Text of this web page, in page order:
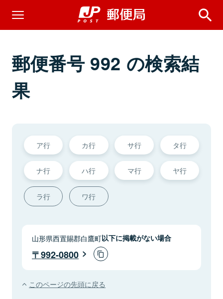
郵便番号 992 の検索結
果
ア行 カ行 サ行 タ行
ナ行 ハ行 マ行 ヤ行
ラ行 ワ行
山形県西置賜郡白鷹町以下に掲載がない場合
992-0800
このページの先頭に戻る